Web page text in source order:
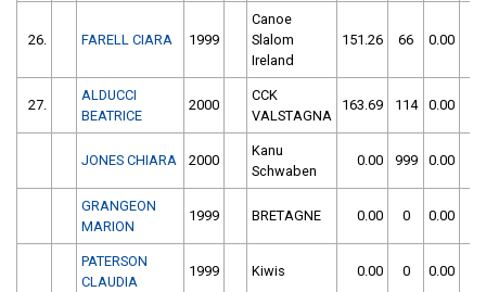
26. FARELL CIARA 1999
Canoe
Slalom
Ireland
151.26 66 0.00
27.
ALDUCCI
BEATRICE
2000
CCK
VALSTAGNA
163.69 114 0.00
JONES CHIARA 2000
Kanu
Schwaben
0.00 999 0.00
GRANGEON
MARION
1999 BRETAGNE 0.00 0 0.00
PATERSON
CLAUDIA
1999 Kiwis 0.00 0 0.00